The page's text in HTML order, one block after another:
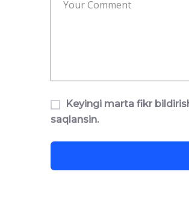
Keyingi marta fikr
saqlansin.